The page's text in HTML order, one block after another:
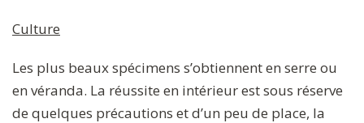
Culture
Les plus beaux spécimens s’obtiennent en serre ou
en véranda. La réussite en intérieur est sous réserve
de quelques précautions et d’un peu de place, la